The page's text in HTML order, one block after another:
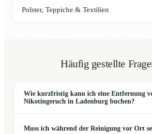
Polster, Teppiche & Textilien
Häufig gestellte
Wie kurzfristig kann ich eine Entfernung
Nikotingeruch in Ladenburg buchen?
Muss ich während der Reinigung vor Ort